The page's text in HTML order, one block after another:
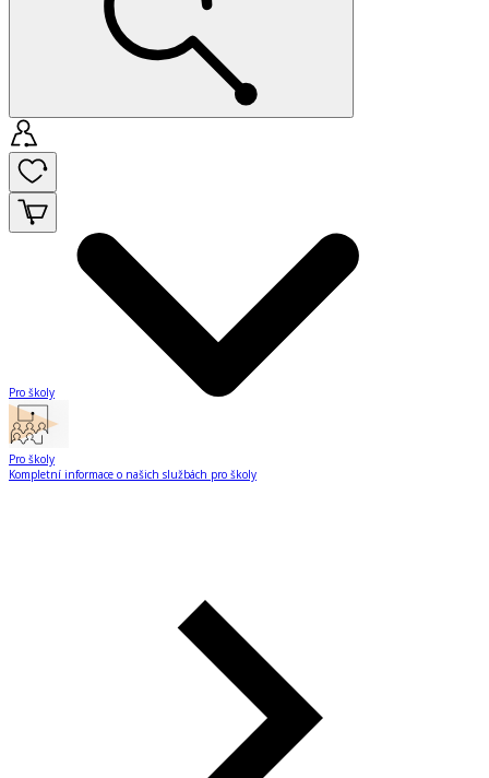
Pro školy
Pro školy
Kompletní informace o našich službách pro školy